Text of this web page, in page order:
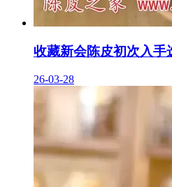
收藏新会陈皮初次入手
26-03-28